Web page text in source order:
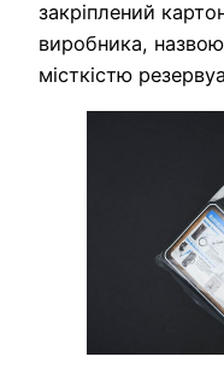
закріплений
виробника,
місткістю